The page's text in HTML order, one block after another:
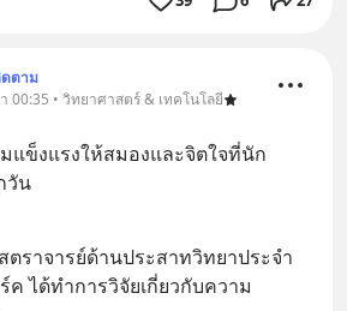
ตาม
00:35 • วิทยาศาสตร์ & เทคโนโลยี
แข็งแรงให้สมองและจิตใจที่นัก
วัน
ตราจารย์ด้านประสาทวิทยาประจำ
ได้ทำการวิจัยเกี่ยวกับความ